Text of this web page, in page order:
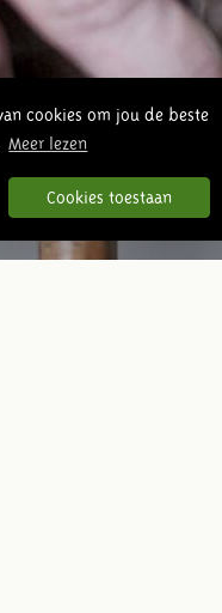
cookies om jou de beste
Meer lezen
Cookies toestaan